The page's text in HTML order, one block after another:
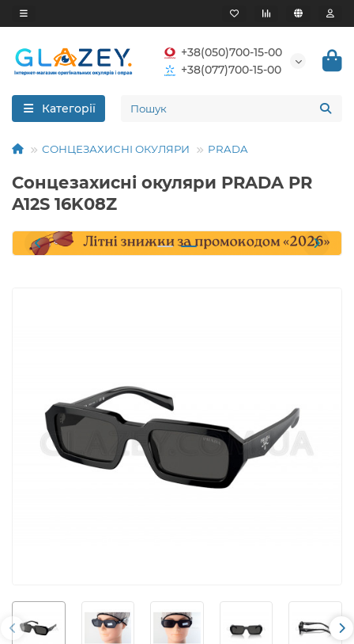
+38(050)700-15-00
+38(077)700-15-00
Категорії
СОНЦЕЗАХИСНІ ОКУЛЯРИ PRADA
Сонцезахисні окуляри PRADA PR
A12S 16K08Z